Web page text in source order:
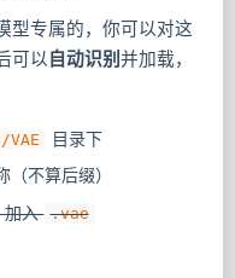
型专属的，你可以对这
可以 自动识别 并加载，
目录下
不算后缀）
加入 .vae